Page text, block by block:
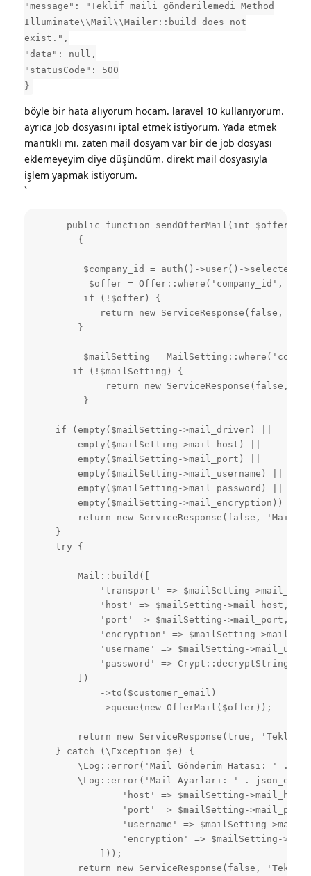
"message": "Teklif maili gönderilemedi Method
Illuminate\\Mail\\Mailer::build does not
exist.",
"data": null,
"statusCode": 500
}
böyle bir hata alıyorum hocam. laravel 10 kullanıyorum.
ayrıca Job dosyasını iptal etmek istiyorum. Yada etmek
mantıklı mı. zaten mail dosyam var bir de job dosyası
eklemeyeyim diye düşündüm. direkt mail dosyasıyla
işlem yapmak istiyorum.
`
public function sendOfferMail(int
        {
$company_id = auth()->user()-
$offer = Offer::where('company_id',
         if (!$offer) {
return new ServiceResponse(false,
        }
$mailSetting =
       if (!$mailSetting) {
return new ServiceResponse(false,
         }
    if (empty($mailSetting->mail_driver) ||
        empty($mailSetting->mail_host) ||
        empty($mailSetting->mail_port) ||
        empty($mailSetting->mail_username) ||
        empty($mailSetting->mail_password) ||
        empty($mailSetting->mail_encryption)) {
return new ServiceResponse(false, 'Mail
    }
    try {
        Mail::build([
'transport' => $mailSetting-
            'host' => $mailSetting->mail_host,
            'port' => $mailSetting->mail_port,
'encryption' => $mailSetting-
'username' => $mailSetting-
'password' =>
        ])
            ->to($customer_email)
            ->queue(new OfferMail($offer));
return new ServiceResponse(true, 'Teklif
    } catch (\Exception $e) {
\Log::error('Mail Gönderim Hatası: ' .
\Log::error('Mail Ayarları: ' .
                'host' => $mailSetting->mail_host,
                'port' => $mailSetting->mail_port,
'username' => $mailSetting-
'encryption' => $mailSetting-
            ]));
return new ServiceResponse(false,